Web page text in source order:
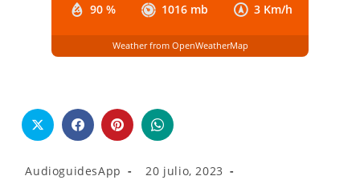
90 % 1016 mb 3 Km/h
Weather from OpenWeatherMap
AudioguidesApp
20 julio, 2023